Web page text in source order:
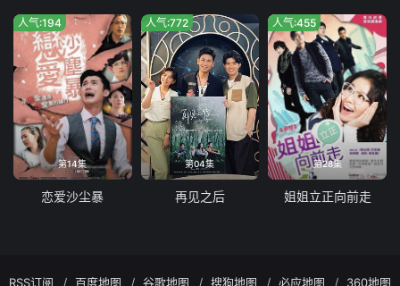
第14集
人气:194
恋爱沙尘暴
第04集
人气:772
再见之后
第28集
人气:455
姐姐立正向前走
RSS订阅 百度地图 谷歌地图 搜狗地图 必应地图 360地图